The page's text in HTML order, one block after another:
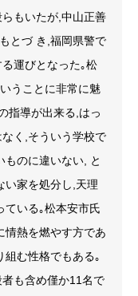
もいたが,中山正善
とづ き,福岡県警で
運びとなった｡松
うことに非常に魅
指導が出来る,はっ
く,そういう学校で
のに違いない, と
い家を処分し,天理
ている｡松本安市氏
情熱を燃やす方であ
組む性格でもある｡
も含め僅か11名で